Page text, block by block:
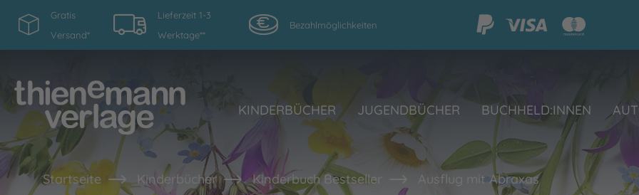
Gratis
Versand*
Lieferzeit 1-3
Werktage**
Bezahlmöglichkeiten
KINDERBÜCHER JUGENDBÜCHER BUCHHELD:INNEN
Startseite Kinderbücher Kinderbuch Bestseller Ausflug mit Abraxas